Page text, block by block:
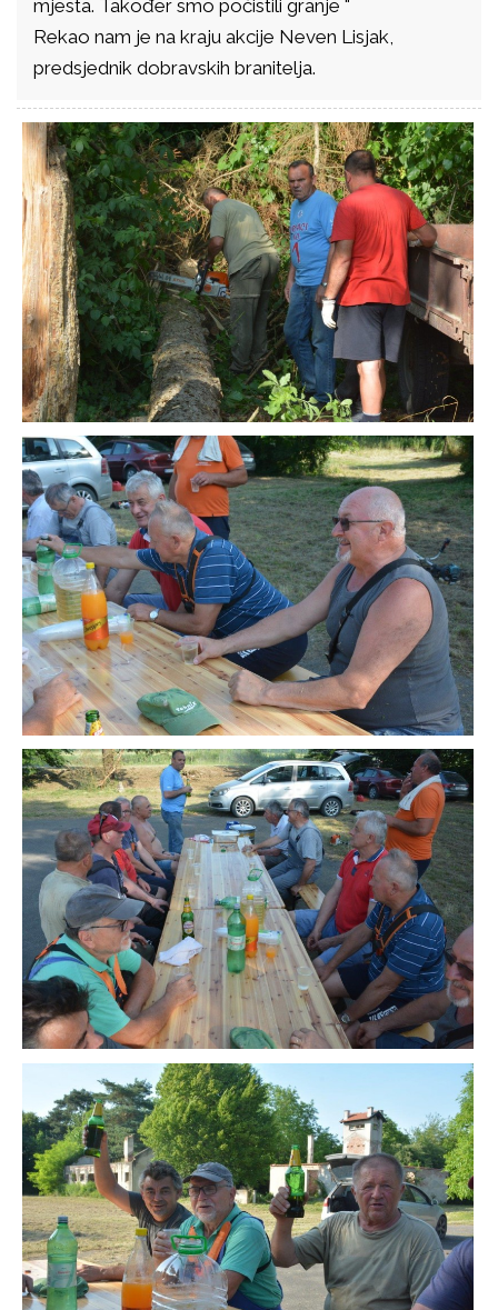
mjesta. Također smo počistili granje "
Rekao nam je na kraju akcije Neven Lisjak,
predsjednik dobravskih branitelja.